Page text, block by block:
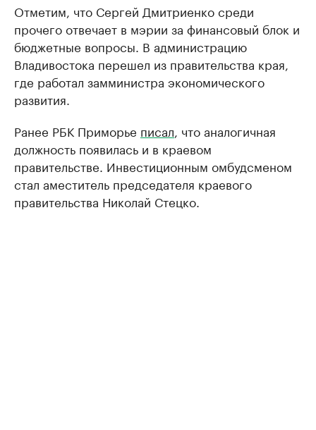
Отметим, что Сергей Дмитриенко среди
прочего отвечает в мэрии за финансовый блок и
бюджетные вопросы. В администрацию
Владивостока перешел из правительства края,
где работал замминистра экономического
развития.
Ранее РБК Приморье писал , что аналогичная
должность появилась и в краевом
правительстве. Инвестиционным омбудсменом
стал аместитель председателя краевого
правительства Николай Стецко.